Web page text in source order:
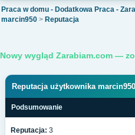
Praca w domu - Dodatkowa Praca -
marcin950 > Reputacja
Nowy wygląd Zarabiam.com —
Reputacja użytkownika marcin950
Podsumowanie
Reputacja: 3